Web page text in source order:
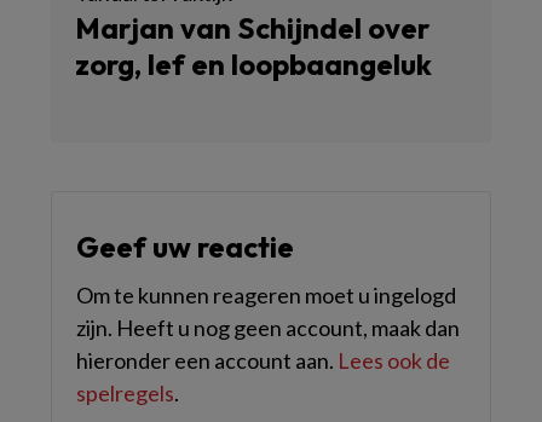
Marjan van Schijndel over
zorg, lef en loopbaangeluk
Geef uw reactie
Om te kunnen reageren moet u ingelogd
zijn. Heeft u nog geen account, maak dan
hieronder een account aan. Lees ook de
spelregels.